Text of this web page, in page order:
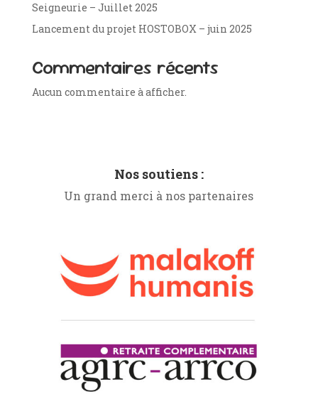
Seigneurie – Juillet 2025
Lancement du projet HOSTOBOX – juin 2025
Commentaires récents
Aucun commentaire à afficher.
Nos soutiens :
Un grand merci à nos partenaires